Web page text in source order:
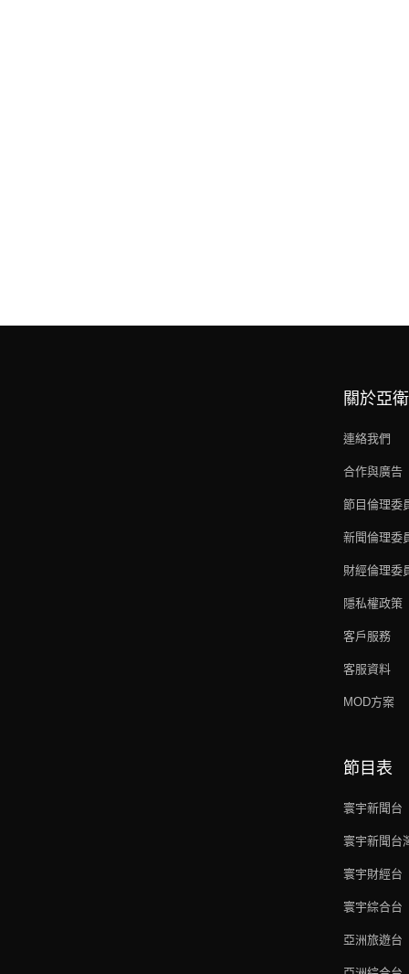
關於亞衛
連絡我們
合作與廣告
節目倫理委
新聞倫理委
財經倫理委
隱私權政策
客戶服務
客服資料
MOD方案
節目表
寰宇新聞台
寰宇新聞台
寰宇財經台
寰宇綜合台
亞洲旅遊台